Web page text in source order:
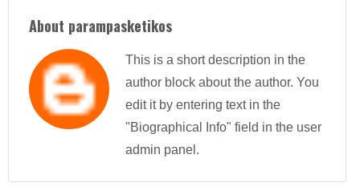
About parampasketikos
This is a short description in the
author block about the author. You
edit it by entering text in the
"Biographical Info" field in the user
admin panel.